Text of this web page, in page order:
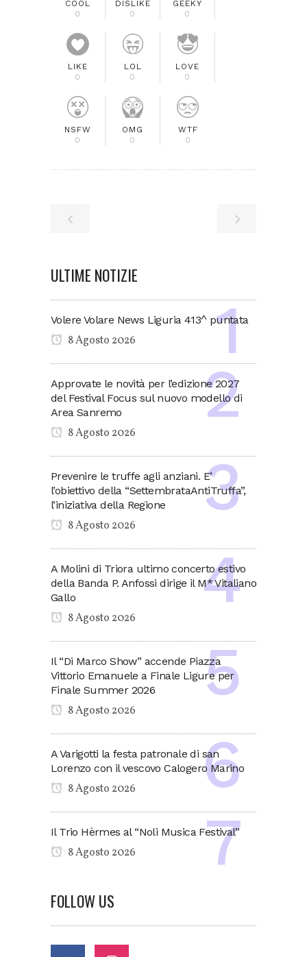
COOL
0
DISLIKE
0
GEEKY
0
LIKE
0
LOL
0
LOVE
0
NSFW
0
OMG
0
WTF
0
ULTIME NOTIZIE
Volere Volare News Liguria 413^ puntata
8 Agosto 2026
Approvate le novità per l’edizione 2027
del Festival Focus sul nuovo modello di
Area Sanremo
8 Agosto 2026
Prevenire le truffe agli anziani. E’
l’obiettivo della “SettembrataAntiTruffa”,
l’iniziativa della Regione
8 Agosto 2026
A Molini di Triora ultimo concerto estivo
della Banda P. Anfossi dirige il M* Vitaliano
Gallo
8 Agosto 2026
Il “Di Marco Show” accende Piazza
Vittorio Emanuele a Finale Ligure per
Finale Summer 2026
8 Agosto 2026
A Varigotti la festa patronale di san
Lorenzo con il vescovo Calogero Marino
8 Agosto 2026
Il Trio Hèrmes al “Noli Musica Festival”
8 Agosto 2026
FOLLOW US